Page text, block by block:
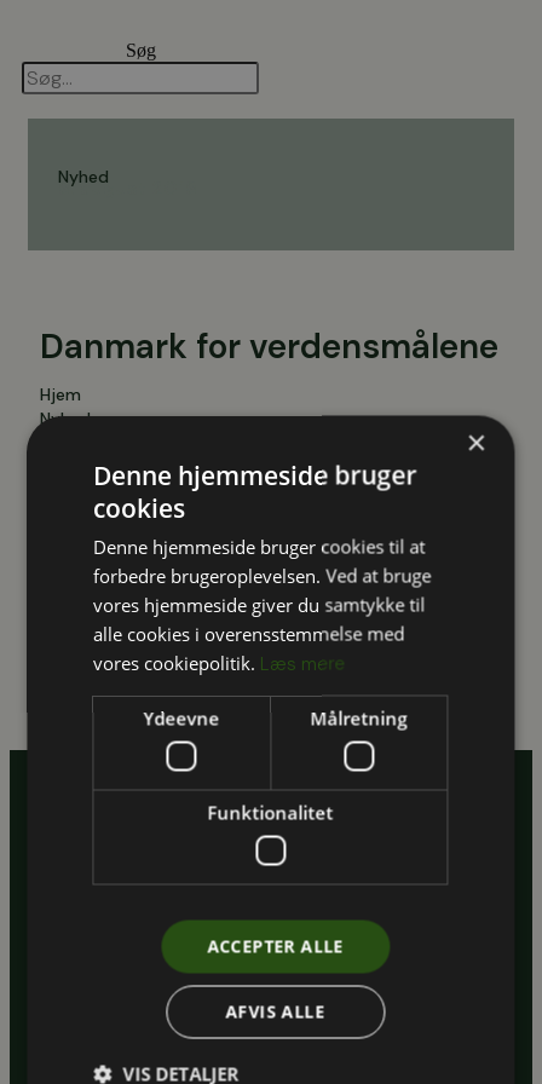
indhold
Søg
Nyhed
9. august 2019
Danmark for verdensmålene
Hjem
Nyheder
Transition & Viegand Maagøe deltager på vegne af
verdensmål som kommer rundt til 48 byer i løbet af
de næste mange måneder. Det bliver nogle gode
måneder – vi ses derude 🙂
Læs Energistyrelsens pressemeddelelse
Pressemeddelelse om Danmark for målene
Havnevej 1, 2. sal
8000 Aarhus C
×
Denne hjemmeside bruger
cookies
Denne hjemmeside bruger cookies til at
forbedre brugeroplevelsen. Ved at bruge
vores hjemmeside giver du samtykke til
alle cookies i overensstemmelse med
vores cookiepolitik. Læs mere
Ydeevne Målretning
Funktionalitet
ACCEPTER ALLE
AFVIS ALLE
VIS DETALJER